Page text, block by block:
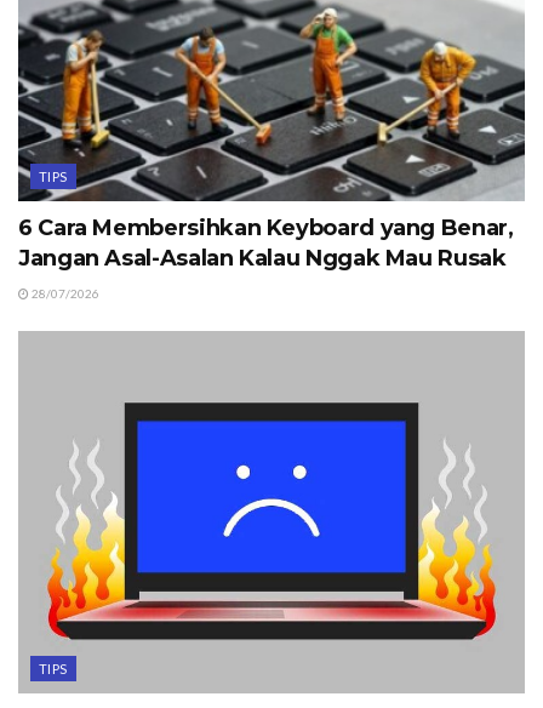
TIPS
6 Cara Membersihkan Keyboard yang Benar,
Jangan Asal-Asalan Kalau Nggak Mau Rusak
28/07/2026
TIPS